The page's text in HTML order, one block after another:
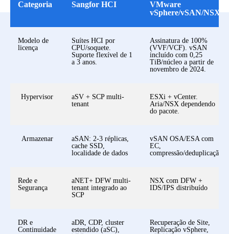
Categoria Sangfor HCI
VMware
vSphere/vSAN/NSX
Modelo de
licença
Suítes HCI por
CPU/soquete.
Suporte flexível de 1
a 3 anos.
Assinatura de 100%
(VVF/VCF). vSAN
incluído com 0,25
TiB/núcleo a partir de
novembro de 2024.
Hypervisor
aSV + SCP multi-
tenant
ESXi + vCenter.
Aria/NSX dependendo
do pacote.
Armazenar
aSAN: 2-3 réplicas,
cache SSD,
localidade de dados
vSAN OSA/ESA com
EC,
compressão/deduplicação
Rede e
Segurança
aNET+ DFW multi-
tenant integrado ao
SCP
NSX com DFW +
IDS/IPS distribuído
DR e
Continuidade
aDR, CDP, cluster
estendido (aSC),
Recuperação de Site,
Replicação vSphere,